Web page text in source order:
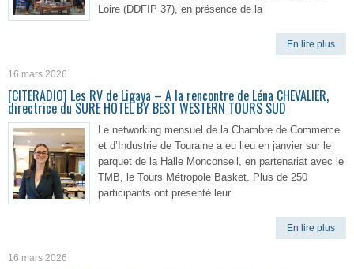
Loire (DDFIP 37), en présence de la
En lire plus
16 mars 2026
[CITERADIO] Les RV de Ligaya – A la rencontre de Léna CHEVALIER,
directrice du SURE HOTEL BY BEST WESTERN TOURS SUD
Le networking mensuel de la Chambre de Commerce
et d’Industrie de Touraine a eu lieu en janvier sur le
parquet de la Halle Monconseil, en partenariat avec le
TMB, le Tours Métropole Basket. Plus de 250
participants ont présenté leur
En lire plus
16 mars 2026